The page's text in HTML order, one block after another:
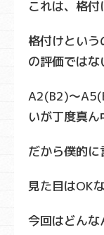
これは、格付
格付けとい
の評価ではな
A2(B2)～
いが丁度真ん
だから僕的に
見た目はOK
今回はどんな